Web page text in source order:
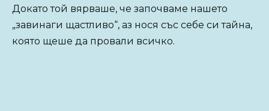
Докато той вярваше, че започваме нашето
„завинаги щастливо“, аз нося със себе си тайна,
която щеше да провали всичко.